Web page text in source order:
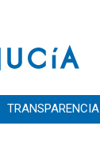
TRANSPARENCIA